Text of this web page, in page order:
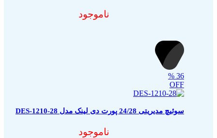
ناموجود
36
%
OFF
سوئیچ مدیریتی 24/28 پورت دی لینک مدل DES-1210-28
ناموجود